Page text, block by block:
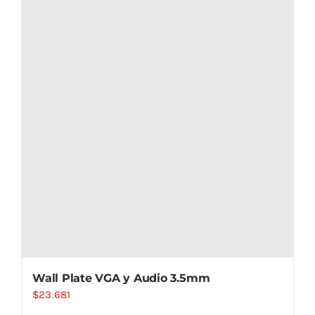
Wall Plate VGA y Audio 3.5mm
$23.681